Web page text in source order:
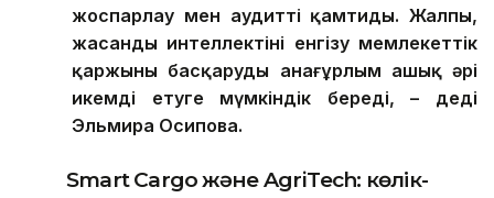
жоспарлау мен аудитті қамтиды. Жалпы,
жасанды интеллектіні енгізу мемлекеттік
қаржыны басқаруды анағұрлым ашық әрі
икемді етуге мүмкіндік береді, – деді
Эльмира Осипова.
Smart Cargo және AgriTech: көлік-